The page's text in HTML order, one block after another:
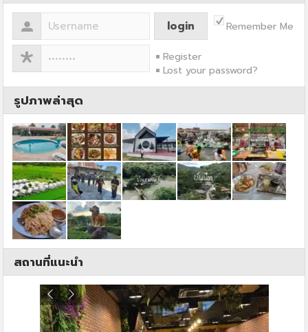
Remember Me
Register
Lost your password?
รูปภาพล่าสุด
สถานที่แนะนำ